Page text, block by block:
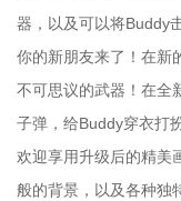
器，以及可以将Buddy
你的新朋友来了！在新
不可思议的武器！在全
子弹，给Buddy穿衣打
欢迎享用升级后的精美
般的背景，以及各种独